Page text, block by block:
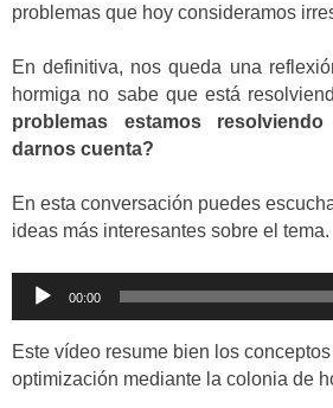
problemas que hoy consideramos
En definitiva, nos queda una
hormiga no sabe que está
problemas estamos
darnos cuenta?
En esta conversación puedes
ideas más interesantes sobre el tema.
Reproductor
audio
00:00
Este vídeo resume bien los
optimización mediante la colonia de